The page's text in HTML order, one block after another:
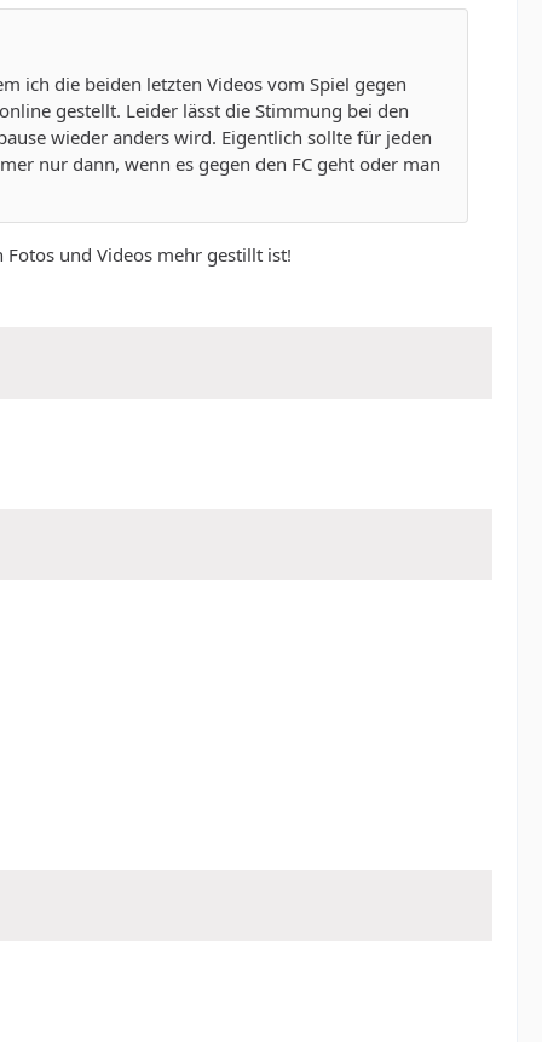
ich die beiden letzten Videos vom Spiel gegen
gestellt. Leider lässt die Stimmung bei den
wieder anders wird. Eigentlich sollte für jeden
nur dann, wenn es gegen den FC geht oder man
und Videos mehr gestillt ist!